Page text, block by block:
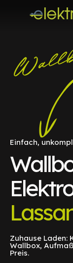
Einfach,
Zuhause Laden:
Wallbox,
Preis.